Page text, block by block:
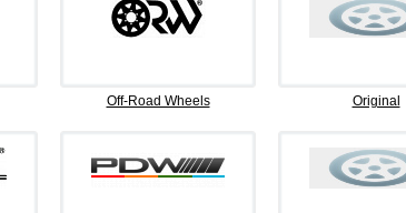
Off-Road Wheels Original